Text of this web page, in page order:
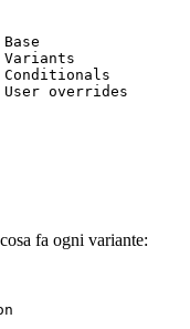
overrides
fa ogni variante: